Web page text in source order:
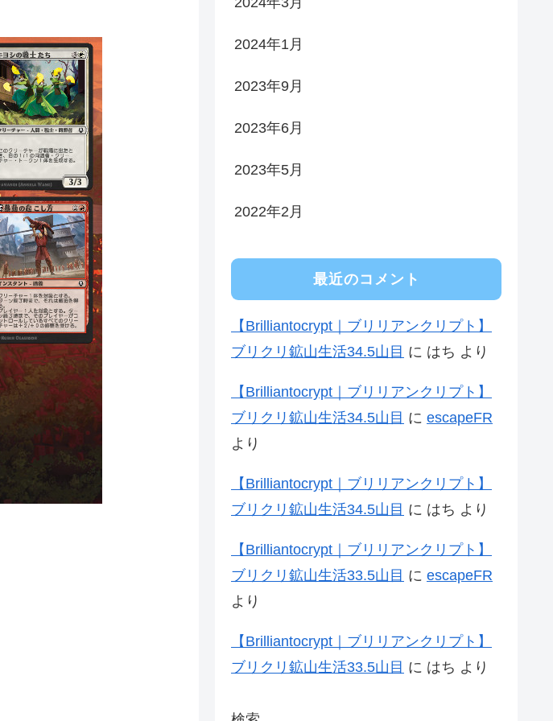
2024年1月
2023年9月
2023年6月
2023年5月
2022年2月
最近のコメント
【Brilliantocrypt｜ブリリアンクリプト】
ブリクリ鉱山生活34.5山目 に はち より
【Brilliantocrypt｜ブリリアンクリプト】
ブリクリ鉱山生活34.5山目 に escapeFR
より
【Brilliantocrypt｜ブリリアンクリプト】
ブリクリ鉱山生活34.5山目 に はち より
【Brilliantocrypt｜ブリリアンクリプト】
ブリクリ鉱山生活33.5山目 に escapeFR
より
【Brilliantocrypt｜ブリリアンクリプト】
ブリクリ鉱山生活33.5山目 に はち より